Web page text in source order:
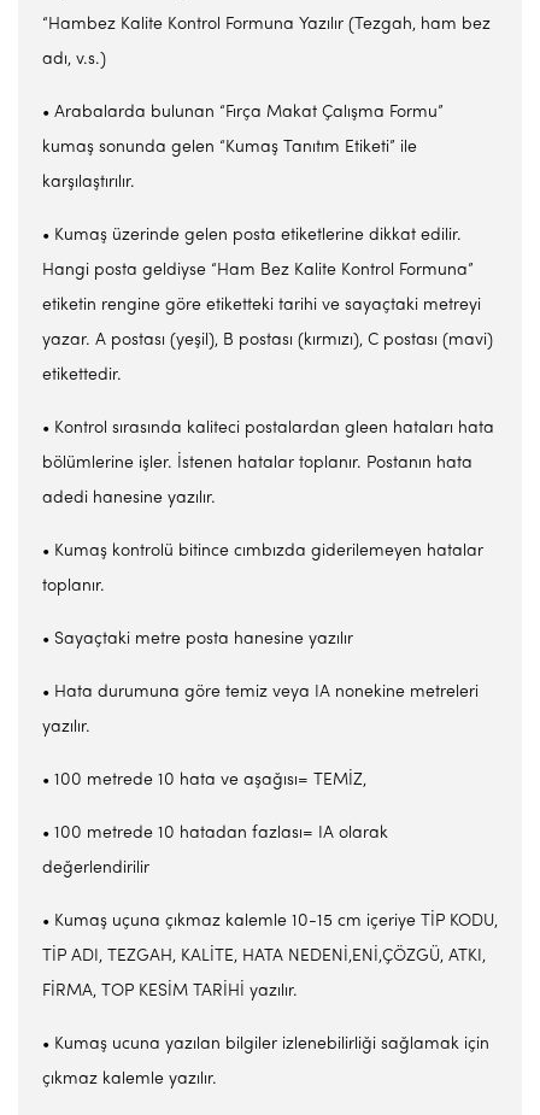
“Hambez Kalite Kontrol Formuna Yazılır (Tezgah, ham bez
adı, v.s.)
• Arabalarda bulunan “Fırça Makat Çalışma Formu”
kumaş sonunda gelen “Kumaş Tanıtım Etiketi” ile
karşılaştırılır.
• Kumaş üzerinde gelen posta etiketlerine dikkat edilir.
Hangi posta geldiyse “Ham Bez Kalite Kontrol Formuna”
etiketin rengine göre etiketteki tarihi ve sayaçtaki metreyi
yazar. A postası (yeşil), B postası (kırmızı), C postası (mavi)
etikettedir.
• Kontrol sırasında kaliteci postalardan gleen hataları hata
bölümlerine işler. İstenen hatalar toplanır. Postanın hata
adedi hanesine yazılır.
• Kumaş kontrolü bitince cımbızda giderilemeyen hatalar
toplanır.
• Sayaçtaki metre posta hanesine yazılır
• Hata durumuna göre temiz veya IA nonekine metreleri
yazılır.
• 100 metrede 10 hata ve aşağısı= TEMİZ,
• 100 metrede 10 hatadan fazlası= IA olarak
değerlendirilir
• Kumaş uçuna çıkmaz kalemle 10-15 cm içeriye TİP KODU,
TİP ADI, TEZGAH, KALİTE, HATA NEDENİ,ENİ,ÇÖZGÜ, ATKI,
FİRMA, TOP KESİM TARİHİ yazılır.
• Kumaş ucuna yazılan bilgiler izlenebilirliği sağlamak için
çıkmaz kalemle yazılır.